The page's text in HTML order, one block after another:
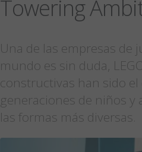
Towering
Una de las empresas de
mundo es sin duda,
constructivas han sido
generaciones de niños
las formas más diversas.